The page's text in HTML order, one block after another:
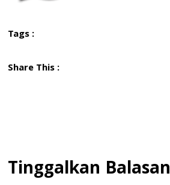
Tags :
Share This :
Tinggalkan Balasan